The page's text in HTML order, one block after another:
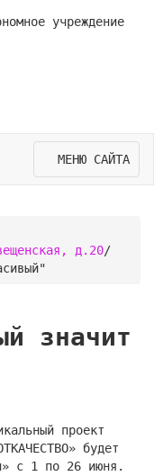
учреждение
МЕНЮ САЙТА
д.20/
значит
проект
будет
с 1 по 26 июня.